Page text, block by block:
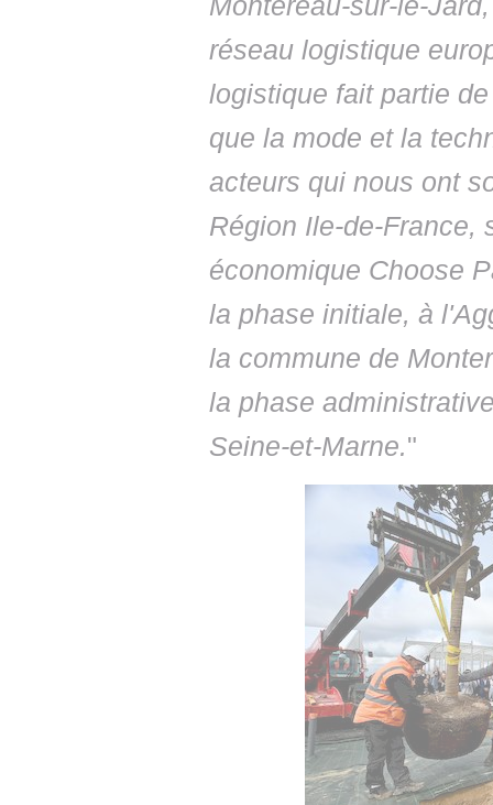
réseau logistique
logistique fait partie
que la mode et la
acteurs qui nous ont
Région Ile-de-France,
économique Choose
la phase initiale, à
la commune de
la phase
Seine-et-Marne."